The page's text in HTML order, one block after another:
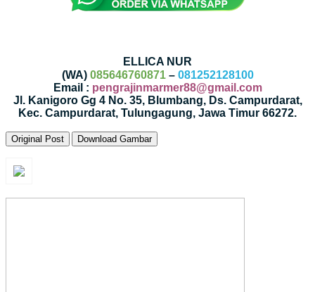
ELLICA NUR
(WA) 085646760871– 081252128100
Email : pengrajinmarmer88@gmail.com
Jl. Kanigoro Gg 4 No. 35, Blumbang, Ds. Campurdarat,
Kec. Campurdarat, Tulungagung, Jawa Timur 66272.
Original Post Download Gambar